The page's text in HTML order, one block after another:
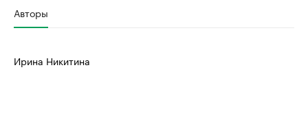
Авторы
Ирина Никитина